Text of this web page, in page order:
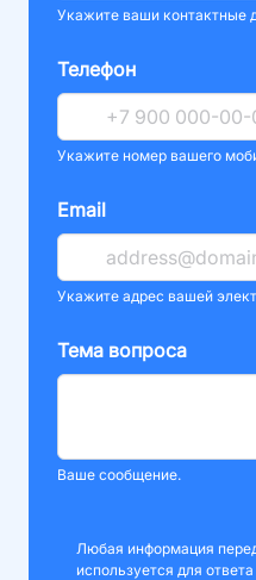
Укажите ваши контактные
Телефон
Укажите номер вашего
Email
Укажите адрес вашей
Тема вопроса
Ваше сообщение.
Любая информация
используется для